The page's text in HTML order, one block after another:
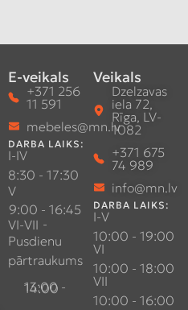
E-veikals
+371 256
11 591
mebeles@mn.lv
DARBA LAIKS:
I-IV
8:30 - 17:30
V
9:00 - 16:45
VI-VII -
Pusdienu
pārtraukums
13:00 - 14:00
Veikals
Dzelzavas
iela 72,
Rīga, LV-
1082
+371 675
74 989
info@mn.lv
DARBA LAIKS:
I-V
10:00 - 19:00
VI
10:00 - 18:00
VII
10:00 - 16:00